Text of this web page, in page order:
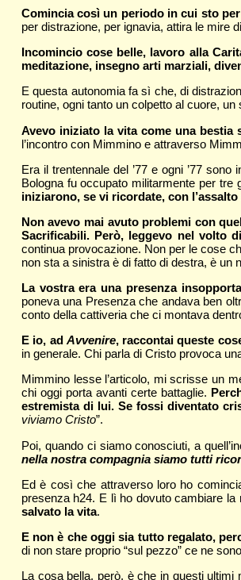
Comincia così un periodo in cui sto
per distrazione, per ignavia, attira le mire
Incomincio cose belle, lavoro alla
meditazione, insegno arti marziali,
E questa autonomia fa sì che, di
routine, ogni tanto un colpetto al cuore,
Avevo iniziato la vita come una
l’incontro con Mimmino e attraverso
Era il trentennale del ’77 e ogni ’77 sono
Bologna fu occupato militarmente per tre
iniziarono, se vi ricordate, con
Non avevo mai avuto problemi con
Sacrificabili. Però, leggevo nel volto
continua provocazione. Non per le cose
non sta a sinistra è di fatto di destra, è un
La vostra era una presenza
poneva una Presenza che andava ben
conto della cattiveria che ci montava
E io, ad Avvenire, raccontai queste
in generale. Chi parla di Cristo provoca
Mimmino lesse l’articolo, mi scrisse un
chi oggi porta avanti certe battaglie.
estremista di lui. Se fossi diventato
viviamo Cristo”.
Poi, quando ci siamo conosciuti, a
nella nostra compagnia siamo tutti
Ed è così che attraverso loro ho
presenza h24. E lì ho dovuto cambiare la
salvato la vita.
E non è che oggi sia tutto regalato,
di non stare proprio “sul pezzo” ce ne
La cosa bella, però, è che in questi